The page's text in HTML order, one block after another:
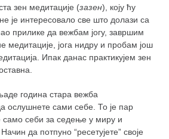
зен медитације (зазен), коју ћу
је интересовало све што долази са
прилике да вежбам јогу, завршим
медитације, јога нидру и пробам још
Ипак данас практикујем зен
година стара вежба
ослушнете сами себе. То је пар
само себи за седење у миру и
да потпуно “ресетујете” своје